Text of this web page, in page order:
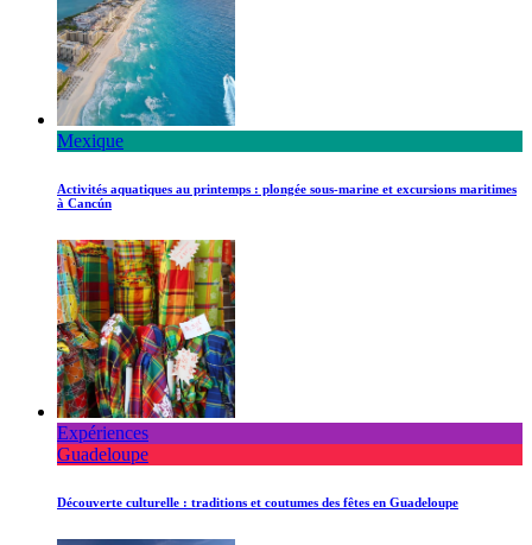
Mexique
Activités aquatiques au printemps : plongée sous-marine et excursions maritimes
à Cancún
Expériences
Guadeloupe
Découverte culturelle : traditions et coutumes des fêtes en Guadeloupe